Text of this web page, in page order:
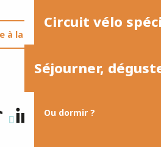
Circuit vélo
Séjourner,
Ou dormir ?
à la newsletter